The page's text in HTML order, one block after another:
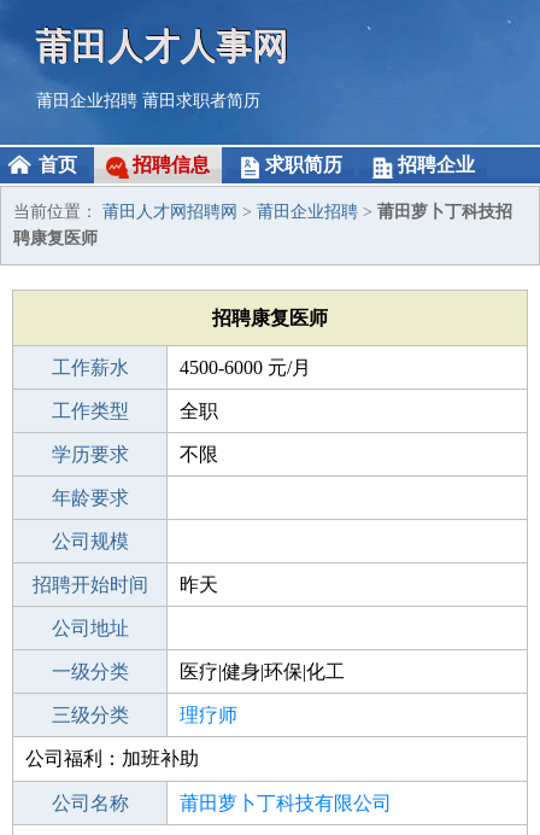
莆田人才人事网
莆田企业招聘 莆田求职者简历
首页 招聘信息 求职简历 招聘企业
当前位置： 莆田人才网招聘网 > 莆田企业招聘 > 莆田萝卜丁科技招
聘康复医师
招聘康复医师
工作薪水 4500-6000 元/月
招聘人数 1人
工作类型 全职
性别要求 -
学历要求 不限
工作经验
年龄要求
工作地点
公司规模
公司电话
招聘开始时间 昨天
招聘结束时间
公司地址
一级分类 医疗|健身|环保|化工
二级分类 医疗/护理
三级分类 理疗师
其他行业 制药/生物工程/医护
公司福利：加班补助
公司名称 莆田萝卜丁科技有限公司